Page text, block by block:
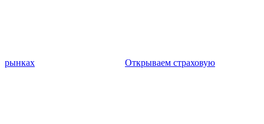
рынках Открываем страховую